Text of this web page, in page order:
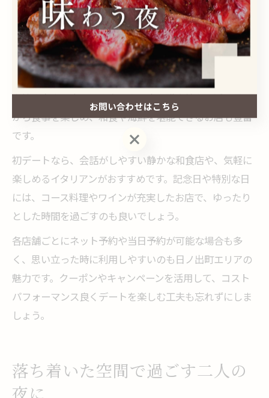
居酒屋ごとの特徴を活かしたデートプラン
日ノ出町周辺の居酒屋は、それぞれに個性的な特徴があ
り、デートプランの幅を広げてくれます。例えば、焼肉
や焼き鳥専門店ではカウンター席で職人技を間近に見な
がら食事を楽しめ、和食や海鮮を堪能できるお店も豊富
です。
初デートなら、会話がしやすい静かな和食店や、気軽に
楽しめるイタリアンがおすすめです。記念日や特別な日
には、コース料理やワインが充実したお店で、ゆったり
とした時間を過ごすのも良いでしょう。
各店舗ごとにネット予約や当日予約が可能な場合も多
く、思い立った時に利用しやすいのも日ノ出町エリアの
魅力です。クーポンやキャンペーンを活用して、コスト
パフォーマンス良くデートを楽しむ工夫も忘れずにしま
しょう。
落ち着いた空間で過ごす二人の
お問い合わせはこちら
お問い合わせはこちら